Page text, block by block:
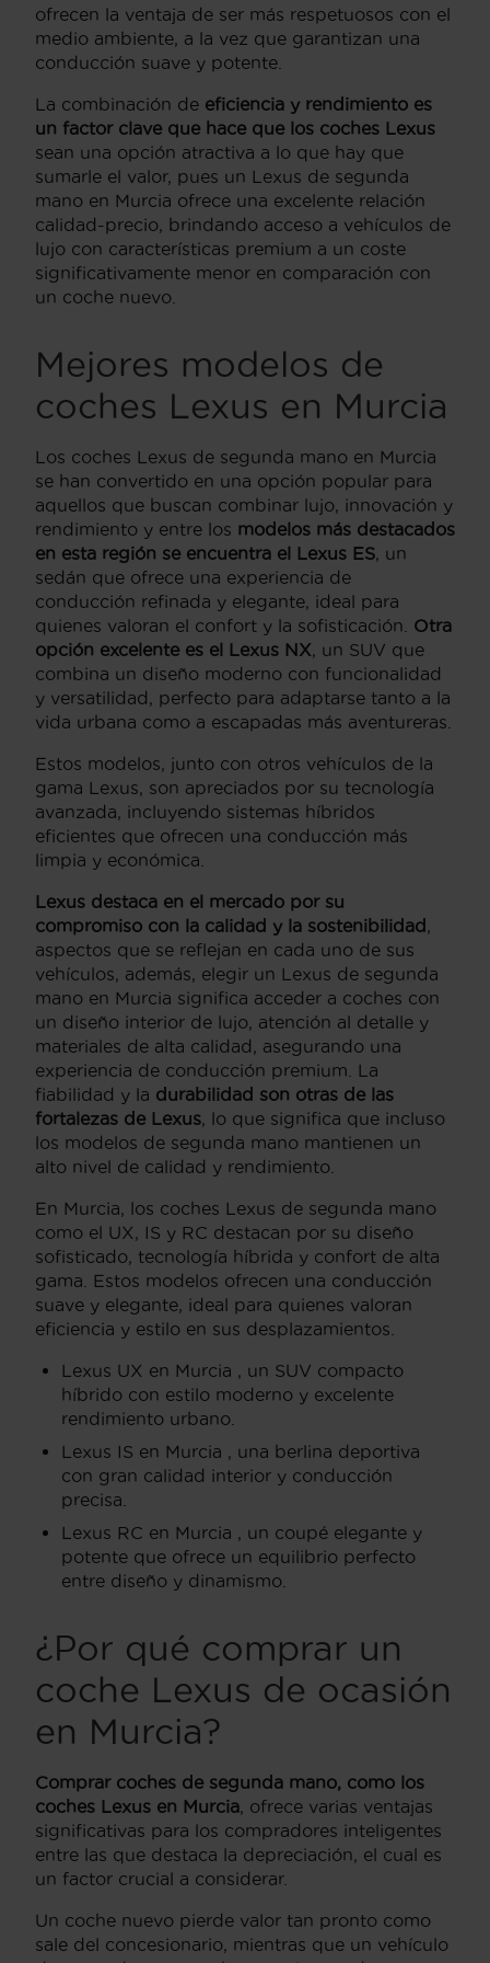
ofrecen la ventaja de ser más respetuosos con el
medio ambiente, a la vez que garantizan una
conducción suave y potente.
La combinación de eficiencia y rendimiento es
un factor clave que hace que los coches Lexus
sean una opción atractiva a lo que hay que
sumarle el valor, pues un Lexus de segunda
mano en Murcia ofrece una excelente relación
calidad-precio, brindando acceso a vehículos de
lujo con características premium a un coste
significativamente menor en comparación con
un coche nuevo.
Mejores modelos de
coches Lexus en Murcia
Los coches Lexus de segunda mano en Murcia
se han convertido en una opción popular para
aquellos que buscan combinar lujo, innovación y
rendimiento y entre los modelos más destacados
en esta región se encuentra el Lexus ES, un
sedán que ofrece una experiencia de
conducción refinada y elegante, ideal para
quienes valoran el confort y la sofisticación. Otra
opción excelente es el Lexus NX, un SUV que
combina un diseño moderno con funcionalidad
y versatilidad, perfecto para adaptarse tanto a la
vida urbana como a escapadas más aventureras.
Estos modelos, junto con otros vehículos de la
gama Lexus, son apreciados por su tecnología
avanzada, incluyendo sistemas híbridos
eficientes que ofrecen una conducción más
limpia y económica.
Lexus destaca en el mercado por su
compromiso con la calidad y la sostenibilidad ,
aspectos que se reflejan en cada uno de sus
vehículos, además, elegir un Lexus de segunda
mano en Murcia significa acceder a coches con
un diseño interior de lujo, atención al detalle y
materiales de alta calidad, asegurando una
experiencia de conducción premium. La
fiabilidad y la durabilidad son otras de las
fortalezas de Lexus, lo que significa que incluso
los modelos de segunda mano mantienen un
alto nivel de calidad y rendimiento.
En Murcia, los coches Lexus de segunda mano
como el UX, IS y RC destacan por su diseño
sofisticado, tecnología híbrida y confort de alta
gama. Estos modelos ofrecen una conducción
suave y elegante, ideal para quienes valoran
eficiencia y estilo en sus desplazamientos.
Lexus UX en Murcia , un SUV compacto
híbrido con estilo moderno y excelente
rendimiento urbano.
Lexus IS en Murcia , una berlina deportiva
con gran calidad interior y conducción
precisa.
Lexus RC en Murcia , un coupé elegante y
potente que ofrece un equilibrio perfecto
entre diseño y dinamismo.
¿Por qué comprar un
coche Lexus de ocasión
en Murcia?
Comprar coches de segunda mano, como los
coches Lexus en Murcia, ofrece varias ventajas
significativas para los compradores inteligentes
entre las que destaca la depreciación, el cual es
un factor crucial a considerar.
Un coche nuevo pierde valor tan pronto como
sale del concesionario, mientras que un vehículo